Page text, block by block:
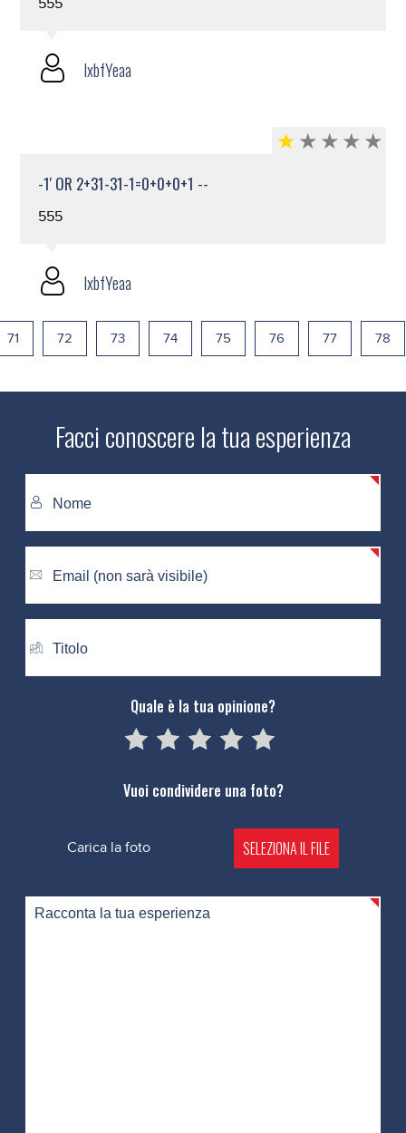
555
lxbfYeaa
-1' OR 2+31-31-1=0+0+0+1 --
555
lxbfYeaa
71 72 73 74 75 76 77 78
Facci conoscere la tua esperienza
Quale è la tua opinione?
45
4
35
3
25
2
15
05
Vuoi condividere una foto?
Carica la foto SELEZIONA IL FILE